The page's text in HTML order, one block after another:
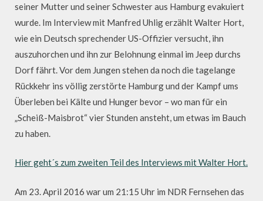
seiner Mutter und seiner Schwester aus Hamburg evakuiert
wurde. Im Interview mit Manfred Uhlig erzählt Walter Hort,
wie ein Deutsch sprechender US-Offizier versucht, ihn
auszuhorchen und ihn zur Belohnung einmal im Jeep durchs
Dorf fährt. Vor dem Jungen stehen da noch die tagelange
Rückkehr ins völlig zerstörte Hamburg und der Kampf ums
Überleben bei Kälte und Hunger bevor – wo man für ein
„Scheiß-Maisbrot“ vier Stunden ansteht, um etwas im Bauch
zu haben.
Hier geht´s zum zweiten Teil des Interviews mit Walter Hort.
Am 23. April 2016 war um 21:15 Uhr im NDR Fernsehen das